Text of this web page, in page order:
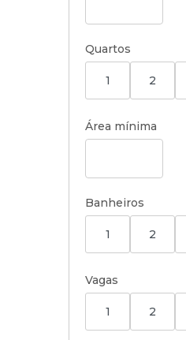
Quartos
1 2
Área mínima
Banheiros
1 2
Vagas
1 2